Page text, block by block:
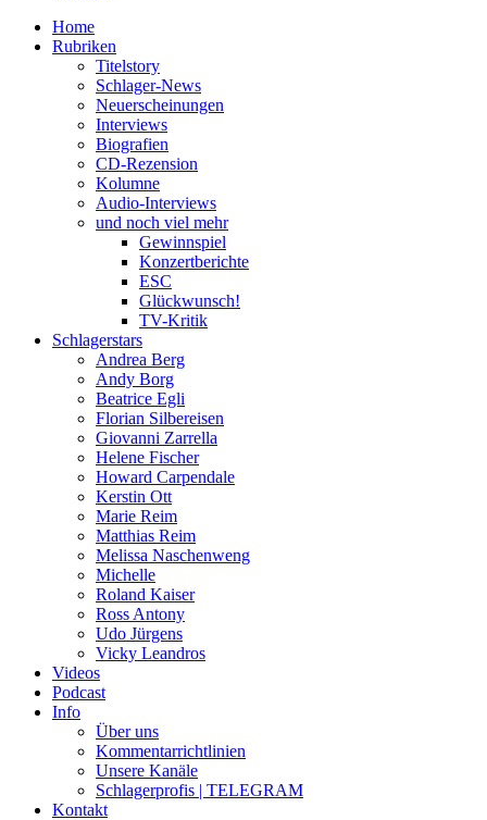
Home
Rubriken
Titelstory
Schlager-News
Neuerscheinungen
Interviews
Biografien
CD-Rezension
Kolumne
Audio-Interviews
und noch viel mehr
Gewinnspiel
Konzertberichte
ESC
Glückwunsch!
TV-Kritik
Schlagerstars
Andrea Berg
Andy Borg
Beatrice Egli
Florian Silbereisen
Giovanni Zarrella
Helene Fischer
Howard Carpendale
Kerstin Ott
Marie Reim
Matthias Reim
Melissa Naschenweng
Michelle
Roland Kaiser
Ross Antony
Udo Jürgens
Vicky Leandros
Videos
Podcast
Info
Über uns
Kommentarrichtlinien
Unsere Kanäle
Schlagerprofis | TELEGRAM
Kontakt